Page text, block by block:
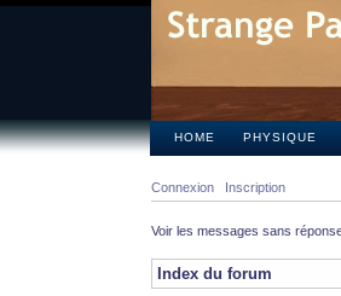
HOME PHYSIQUE
Connexion Inscription
Voir les messages sans
Index du forum